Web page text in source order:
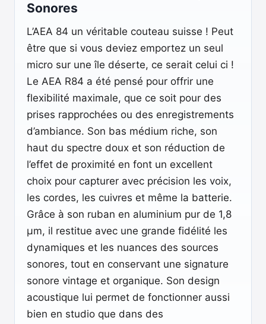
Sonores
L’AEA 84 un véritable couteau suisse ! Peut
être que si vous deviez emportez un seul
micro sur une île déserte, ce serait celui ci !
Le AEA R84 a été pensé pour offrir une
flexibilité maximale, que ce soit pour des
prises rapprochées ou des enregistrements
d’ambiance. Son bas médium riche, son
haut du spectre doux et son réduction de
l’effet de proximité en font un excellent
choix pour capturer avec précision les voix,
les cordes, les cuivres et même la batterie.
Grâce à son ruban en aluminium pur de 1,8
µm, il restitue avec une grande fidélité les
dynamiques et les nuances des sources
sonores, tout en conservant une signature
sonore vintage et organique. Son design
acoustique lui permet de fonctionner aussi
bien en studio que dans des